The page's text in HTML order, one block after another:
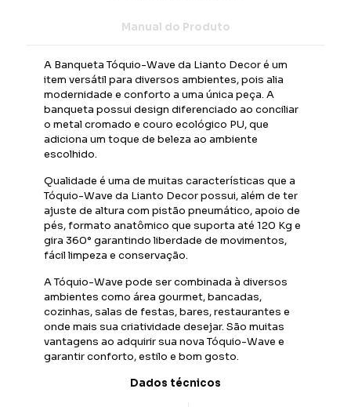
Manual do Produto
A Banqueta Tóquio-Wave da Lianto Decor é um
item versátil para diversos ambientes, pois alia
modernidade e conforto a uma única peça. A
banqueta possui design diferenciado ao conciliar
o metal cromado e couro ecológico PU, que
adiciona um toque de beleza ao ambiente
escolhido.
Qualidade é uma de muitas características que a
Tóquio-Wave da Lianto Decor possui, além de ter
ajuste de altura com pistão pneumático, apoio de
pés, formato anatômico que suporta até 120 Kg e
gira 360° garantindo liberdade de movimentos,
fácil limpeza e conservação.
A Tóquio-Wave pode ser combinada à diversos
ambientes como área gourmet, bancadas,
cozinhas, salas de festas, bares, restaurantes e
onde mais sua criatividade desejar. São muitas
vantagens ao adquirir sua nova Tóquio-Wave e
garantir conforto, estilo e bom gosto.
Dados técnicos